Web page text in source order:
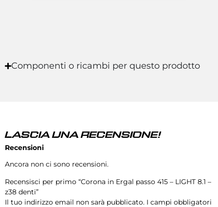
Componenti o ricambi per questo prodotto
LASCIA UNA RECENSIONE!
Recensioni
Ancora non ci sono recensioni.
Recensisci per primo “Corona in Ergal passo 415 – LIGHT 8.1 –
z38 denti”
Il tuo indirizzo email non sarà pubblicato. I campi obbligatori